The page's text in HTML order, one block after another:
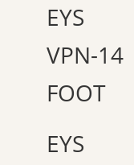
EYS
VPN-14
FOOT
EYS